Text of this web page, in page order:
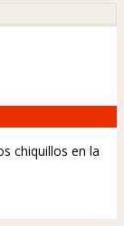
chiquillos en la